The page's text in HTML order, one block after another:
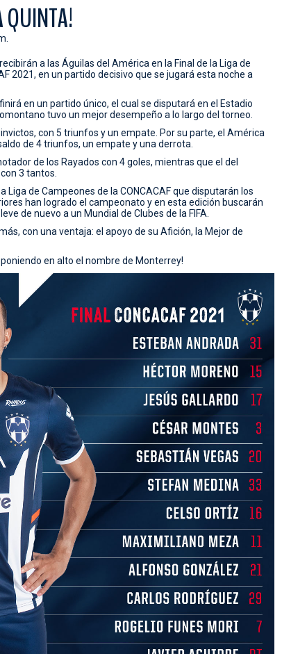
QUINTA!
a las Águilas del América en la Final de la Liga de
2021, en un partido decisivo que se jugará esta noche a
en un partido único, el cual se disputará en el Estadio
tuvo un mejor desempeño a lo largo del torneo.
con 5 triunfos y un empate. Por su parte, el América
de 4 triunfos, un empate y una derrota.
de los Rayados con 4 goles, mientras que el del
3 tantos.
Liga de Campeones de la CONCACAF que disputarán los
han logrado el campeonato y en esta edición buscarán
de nuevo a un Mundial de Clubes de la FIFA.
con una ventaja: el apoyo de su Afición, la Mejor de
poniendo en alto el nombre de Monterrey!